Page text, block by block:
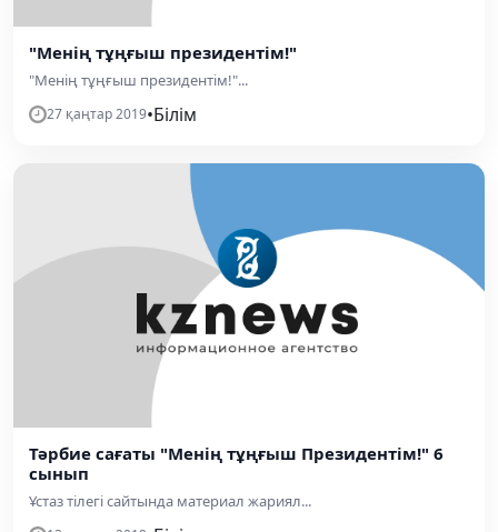
"Менің тұңғыш президентім!"
"Менің тұңғыш президентім!"...
27 қаңтар 2019•Білім
Тәрбие сағаты "Менің тұңғыш Президентім!" 6
сынып
Ұстаз тілегі сайтында материал жариял...